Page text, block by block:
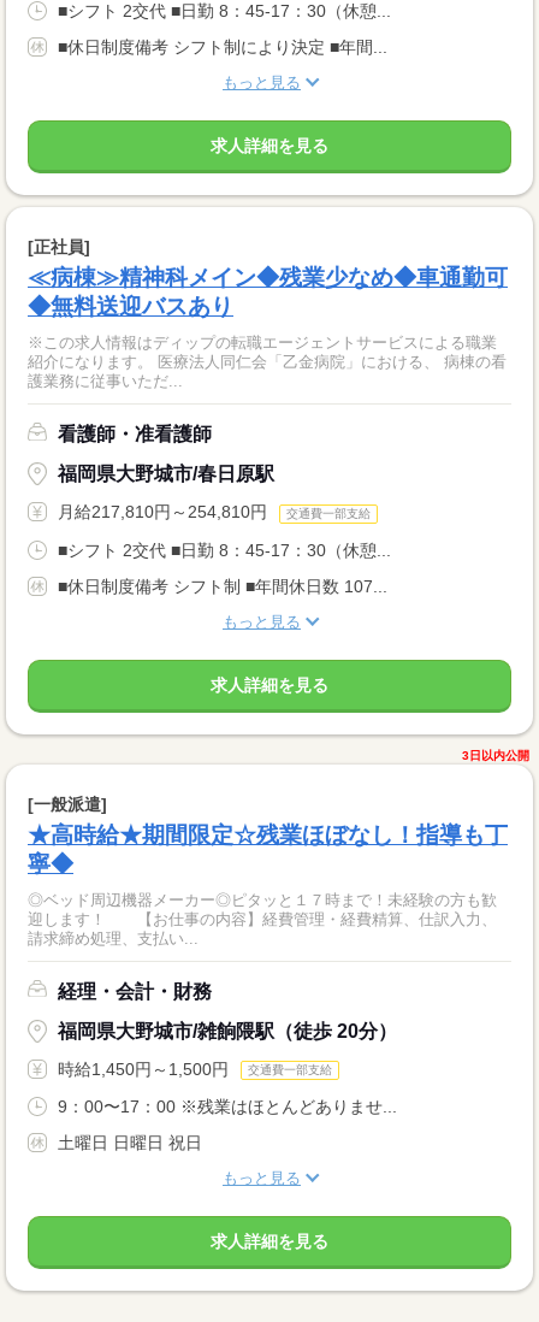
■シフト 2交代 ■日勤 8：45-17：30（休憩...
■休日制度備考 シフト制により決定 ■年間...
もっと見る
求人詳細を見る
[正社員]
≪病棟≫精神科メイン◆残業少なめ◆車通勤可
◆無料送迎バスあり
※この求人情報はディップの転職エージェントサービスによる職業
紹介になります。 医療法人同仁会「乙金病院」における、 病棟の看
護業務に従事いただ...
看護師・准看護師
福岡県大野城市/春日原駅
月給217,810円～254,810円 交通費一部支給
■シフト 2交代 ■日勤 8：45-17：30（休憩...
■休日制度備考 シフト制 ■年間休日数 107...
もっと見る
求人詳細を見る
3日以内公開
[一般派遣]
★高時給★期間限定☆残業ほぼなし！指導も丁
寧◆
◎ベッド周辺機器メーカー◎ピタッと１７時まで！未経験の方も歓
迎します！ 【お仕事の内容】経費管理・経費精算、仕訳入力、
請求締め処理、支払い...
経理・会計・財務
福岡県大野城市/雑餉隈駅（徒歩 20分）
時給1,450円～1,500円 交通費一部支給
9：00〜17：00 ※残業はほとんどありませ...
土曜日 日曜日 祝日
もっと見る
求人詳細を見る